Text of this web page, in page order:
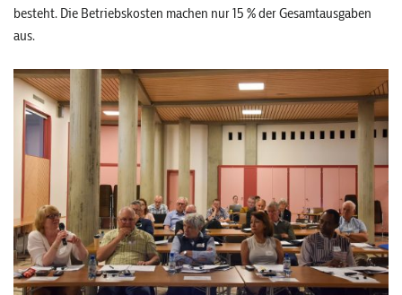
besteht. Die Betriebskosten machen nur 15 % der Gesamtausgaben
aus.